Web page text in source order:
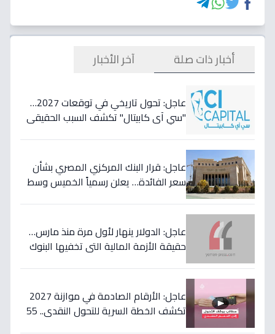
أخبار ذات صلة آخر الأخبار
عاجل: تحول تاريخي في توقعات 2027…
"سي آي كابيتال" تكشف السبب الحقيقي
عاجل: قرار البنك المركزي المصري بشأن
سعر الفائدة… يعلن رسمياً الخميس وسط
عاجل: الدولار ينهار لأول مرة منذ مارس…
حقيقة الأزمة المالية التي تخفيها البنوك
عاجل: الأرقام الصادمة في موازنة 2027
تكشف الخطة السرية للتحول النقدي.. 55